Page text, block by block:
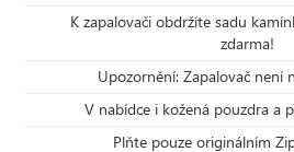
K zapalovači obdržíte sadu
zdarma!
Upozornění: Zapalovač není
V nabídce i kožená pouzdra a
Plňte pouze originálním